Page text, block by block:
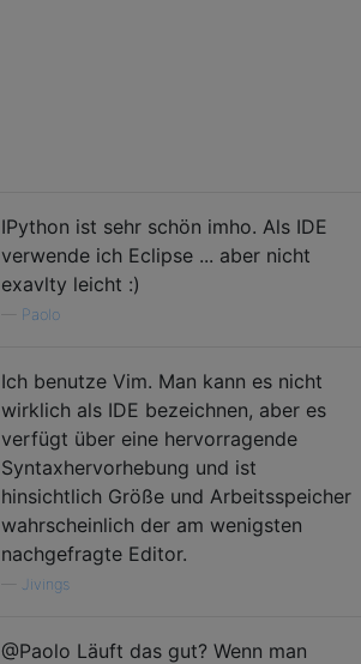
IPython ist sehr schön imho. Als IDE
verwende ich Eclipse ... aber nicht
exavlty leicht :)
Paolo
Ich benutze Vim. Man kann es nicht
wirklich als IDE bezeichnen, aber es
verfügt über eine hervorragende
Syntaxhervorhebung und ist
hinsichtlich Größe und Arbeitsspeicher
wahrscheinlich der am wenigsten
nachgefragte Editor.
Jivings
@Paolo Läuft das gut? Wenn man